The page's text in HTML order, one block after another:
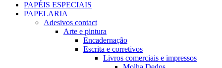
PAPÉIS ESPECIAIS
PAPELARIA
Adesivos contact
Arte e pintura
Encadernação
Escrita e corretivos
Livros comerciais e impressos